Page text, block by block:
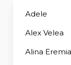
Adele
Alex Velea
Alina Eremia